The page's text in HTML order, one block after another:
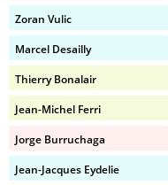
Zoran Vulic
Marcel Desailly
Thierry Bonalair
Jean-Michel Ferri
Jorge Burruchaga
Jean-Jacques Eydelie